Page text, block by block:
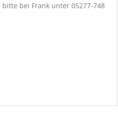
bei Frank unter 05277-748